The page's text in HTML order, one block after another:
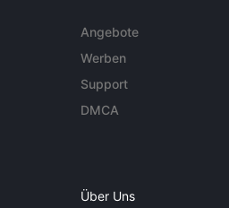
Angebote
Werben
Support
DMCA
Über Uns